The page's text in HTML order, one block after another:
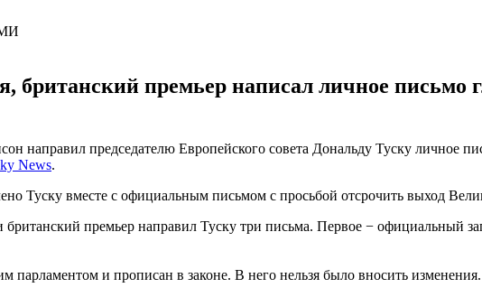
британский премьер написал личное письмо
направил председателю Европейского совета Дональду Туску личное
News.
Туску вместе с официальным письмом с просьбой отсрочить выход
премьер направил Туску три письма. Первое − официальный
парламентом и прописан в законе. В него нельзя было вносить изменения.